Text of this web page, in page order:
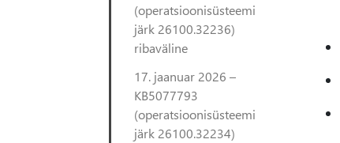
(operatsioonisüsteemi
järk 26100.32236)
ribaväline
17. jaanuar 2026 –
KB5077793
(operatsioonisüsteemi
järk 26100.32234)